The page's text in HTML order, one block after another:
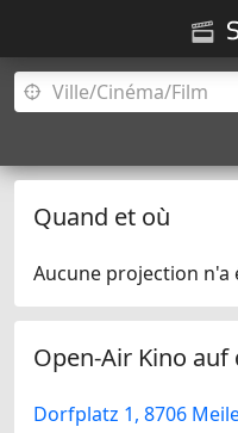
Quand et où
Aucune projection n'a
Open-Air Kino
Dorfplatz 1, 8706